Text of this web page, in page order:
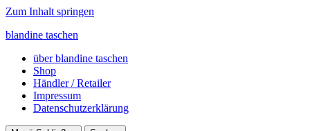
Zum Inhalt springen
blandine taschen
über blandine taschen
Shop
Händler / Retailer
Impressum
Datenschutzerklärung